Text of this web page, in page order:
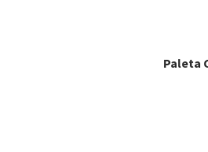
Paleta